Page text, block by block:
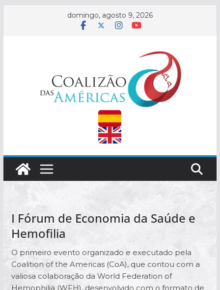
domingo, agosto 9, 2026
I Fórum de Economia da Saúde e
Hemofilia
O primeiro evento organizado e executado pela
Coalition of the Americas (CoA), que contou com a
valiosa colaboração da World Federation of
Hemophilia (WFH), desenvolvido com o formato de